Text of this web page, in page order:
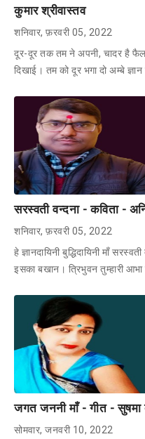
कुमार श्रीवास्तव
शनिवार, फ़रवरी 05, 2022
दूर-दूर तक तम ने अपनी, चादर है
दिखाई। तम को दूर भगा दो अम्बे ज्ञान
सरस्वती वन्दना - कविता -
शनिवार, फ़रवरी 05, 2022
हे ज्ञानदायिनी बुद्धिदायिनी माँ
इसका बखान। त्रिभुवन तुम्हारी आभा
जगत जननी माँ - गीत - सुषमा
सोमवार, जनवरी 10, 2022